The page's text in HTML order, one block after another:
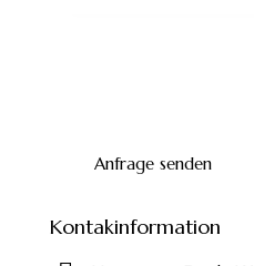
Kontakinformation